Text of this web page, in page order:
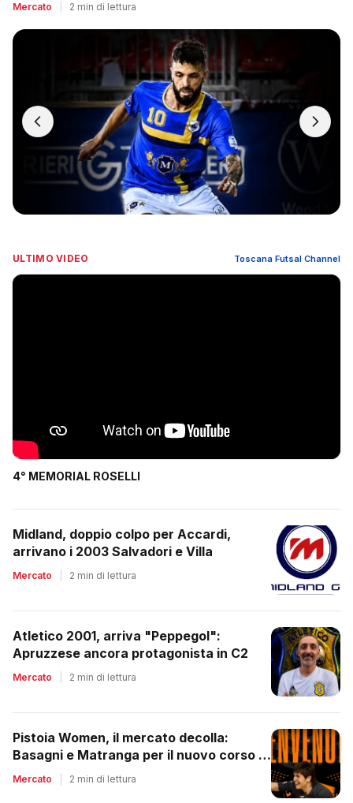
Mercato 2 min di lettura
ULTIMO VIDEO Toscana Futsal Channel
4° MEMORIAL ROSELLI
Midland, doppio colpo per Accardi,
arrivano i 2003 Salvadori e Villa
Mercato 2 min di lettura
Atletico 2001, arriva "Peppegol":
Apruzzese ancora protagonista in C2
Mercato 2 min di lettura
Pistoia Women, il mercato decolla:
Basagni e Matranga per il nuovo corso di
Nico Lami
Mercato 2 min di lettura